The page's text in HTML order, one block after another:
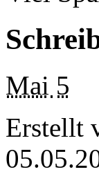
Mai 5
Erstellt